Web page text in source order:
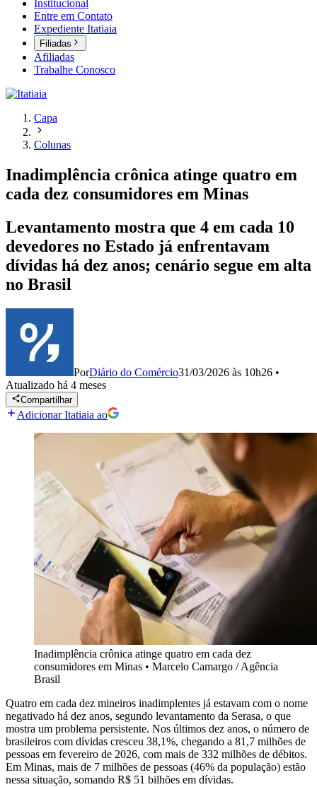
Institucional
Entre em Contato
Expediente Itatiaia
Filiadas
Afiliadas
Trabalhe Conosco
Capa
Colunas
Inadimplência crônica atinge quatro em
cada dez consumidores em Minas
Levantamento mostra que 4 em cada 10
devedores no Estado já enfrentavam
dívidas há dez anos; cenário segue em alta
no Brasil
PorDiário do Comércio31/03/2026 às 10h26 •
Atualizado há 4 meses
Compartilhar
Adicionar Itatiaia ao
Inadimplência crônica atinge quatro em cada dez
consumidores em Minas • Marcelo Camargo / Agência
Brasil
Quatro em cada dez mineiros inadimplentes já estavam com o nome
negativado há dez anos, segundo levantamento da Serasa, o que
mostra um problema persistente. Nos últimos dez anos, o número de
brasileiros com dívidas cresceu 38,1%, chegando a 81,7 milhões de
pessoas em fevereiro de 2026, com mais de 332 milhões de débitos.
Em Minas, mais de 7 milhões de pessoas (46% da população) estão
nessa situação, somando R$ 51 bilhões em dívidas.